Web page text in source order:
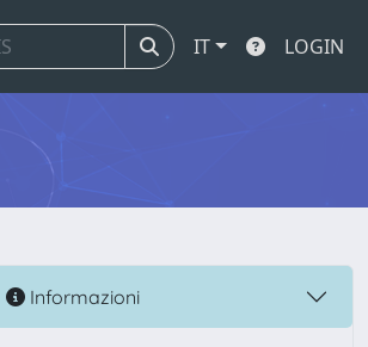
IT LOGIN
Informazioni